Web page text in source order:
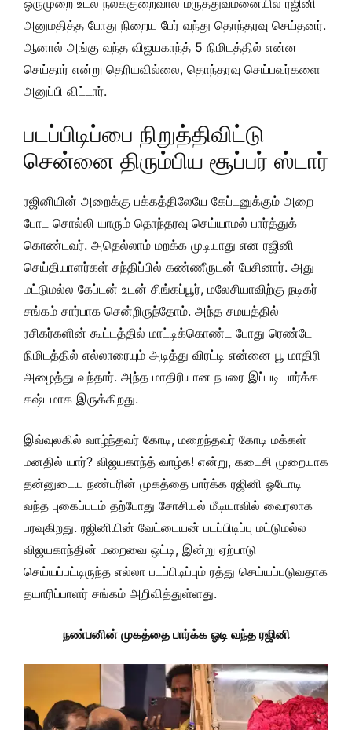
ஒருமுறை உடல் நலக்குறைவால் மருத்துவமனையில் ரஜினி
அனுமதித்த போது நிறைய பேர் வந்து தொந்தரவு செய்தனர்.
ஆனால் அங்கு வந்த விஜயகாந்த் 5 நிமிடத்தில் என்ன
செய்தார் என்று தெரியவில்லை, தொந்தரவு செய்பவர்களை
அனுப்பி விட்டார்.
படப்பிடிப்பை நிறுத்திவிட்டு
சென்னை திரும்பிய சூப்பர் ஸ்டார்
ரஜினியின் அறைக்கு பக்கத்திலேயே கேப்டனுக்கும் அறை
போட சொல்லி யாரும் தொந்தரவு செய்யாமல் பார்த்துக்
கொண்டவர். அதெல்லாம் மறக்க முடியாது என ரஜினி
செய்தியாளர்கள் சந்திப்பில் கண்ணீருடன் பேசினார். அது
மட்டுமல்ல கேப்டன் உடன் சிங்கப்பூர், மலேசியாவிற்கு நடிகர்
சங்கம் சார்பாக சென்றிருந்தோம். அந்த சமயத்தில்
ரசிகர்களின் கூட்டத்தில் மாட்டிக்கொண்ட போது ரெண்டே
நிமிடத்தில் எல்லாரையும் அடித்து விரட்டி என்னை பூ மாதிரி
அழைத்து வந்தார். அந்த மாதிரியான நபரை இப்படி பார்க்க
கஷ்டமாக இருக்கிறது.
இவ்வுலகில் வாழ்ந்தவர் கோடி, மறைந்தவர் கோடி மக்கள்
மனதில் யார்? விஜயகாந்த் வாழ்க! என்று, கடைசி முறையாக
தன்னுடைய நண்பரின் முகத்தை பார்க்க ரஜினி ஓடோடி
வந்த புகைப்படம் தற்போது சோசியல் மீடியாவில் வைரலாக
பரவுகிறது. ரஜினியின் வேட்டையன் படப்பிடிப்பு மட்டுமல்ல
விஜயகாந்தின் மறைவை ஒட்டி, இன்று ஏற்பாடு
செய்யப்பட்டிருந்த எல்லா படப்பிடிப்பும் ரத்து செய்யப்படுவதாக
தயாரிப்பாளர் சங்கம் அறிவித்துள்ளது.
நண்பனின் முகத்தை பார்க்க ஓடி வந்த ரஜினி